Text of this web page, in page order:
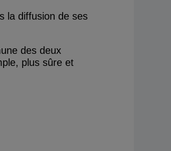
la diffusion de ses
des deux
plus sûre et